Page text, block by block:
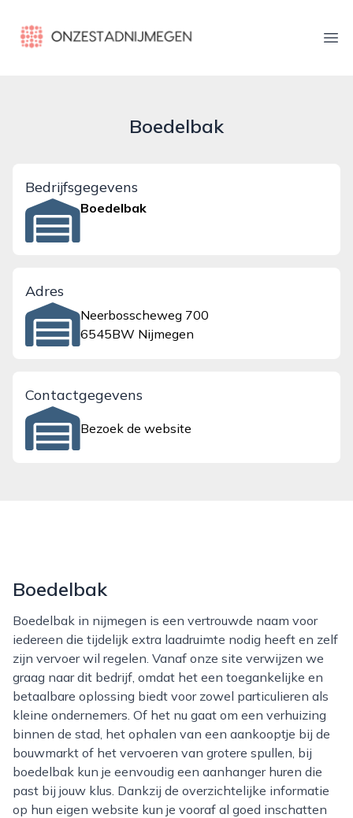
onzestadnijmegen.nl
Boedelbak
Bedrijfsgegevens
Boedelbak
Adres
Neerbosscheweg 700
6545BW Nijmegen
Contactgegevens
Bezoek de website
Boedelbak
Boedelbak in nijmegen is een vertrouwde naam voor
iedereen die tijdelijk extra laadruimte nodig heeft en zelf
zijn vervoer wil regelen. Vanaf onze site verwijzen we
graag naar dit bedrijf, omdat het een toegankelijke en
betaalbare oplossing biedt voor zowel particulieren als
kleine ondernemers. Of het nu gaat om een verhuizing
binnen de stad, het ophalen van een aankooptje bij de
bouwmarkt of het vervoeren van grotere spullen, bij
boedelbak kun je eenvoudig een aanhanger huren die
past bij jouw klus. Dankzij de overzichtelijke informatie
op hun eigen website kun je vooraf al goed inschatten